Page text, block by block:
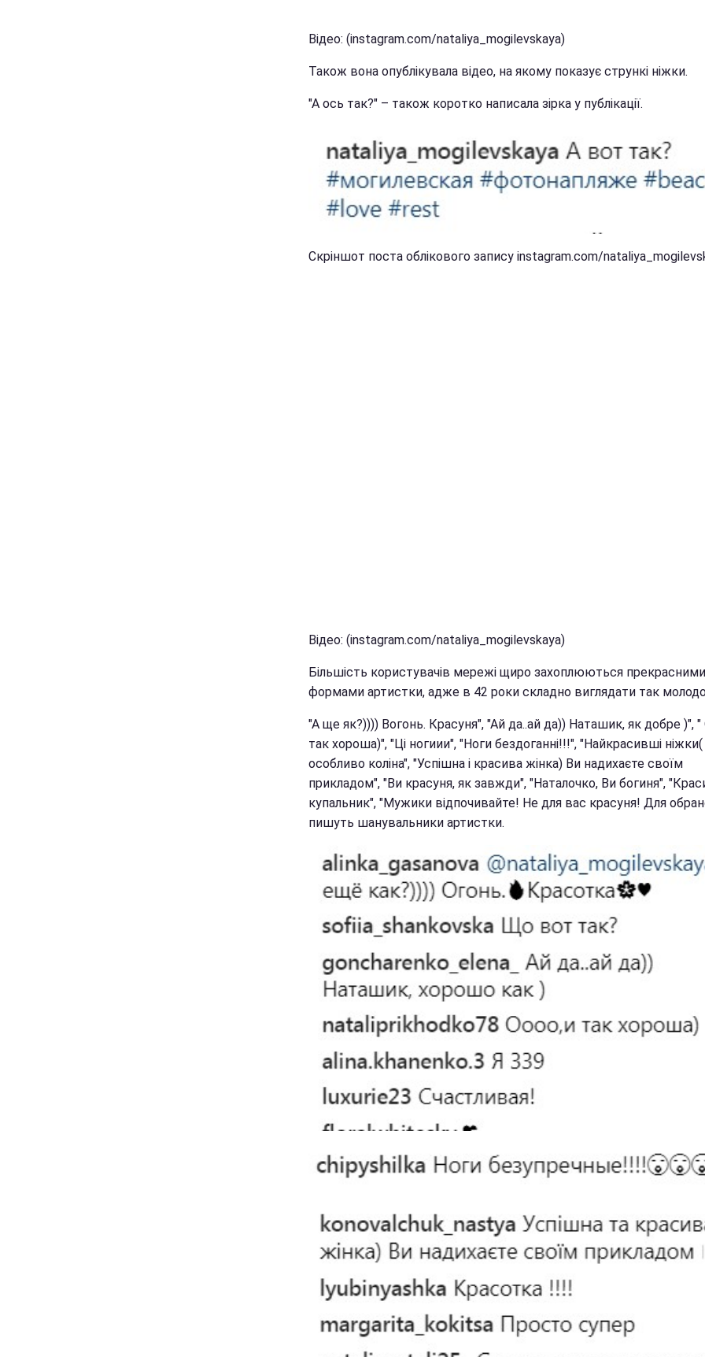
Відео: (instagram.com/nataliya_mogilevskaya)
Також вона опублікувала відео, на якому показує стрункі ніжки.
"А ось так?" – також коротко написала зірка у публікації.
Скріншот поста облікового запису instagram.com/
Відео: (instagram.com/nataliya_mogilevskaya)
Більшість користувачів мережі щиро захоплюються прекрасними
формами артистки, адже в 42 роки складно виглядати так
"А ще як?)))) Вогонь. Красуня", "Ай да..ай да)) Наташик, як добре )", "
так хороша)", "Ці ногиии", "Ноги бездоганні!!!", "Найкрасивші ніжки(
особливо коліна", "Успішна і красива жінка) Ви надихаєте своїм
прикладом", "Ви красуня, як завжди", "Наталочко, Ви богиня",
купальник", "Мужики відпочивайте! Не для вас красуня! Для
пишуть шанувальники артистки.